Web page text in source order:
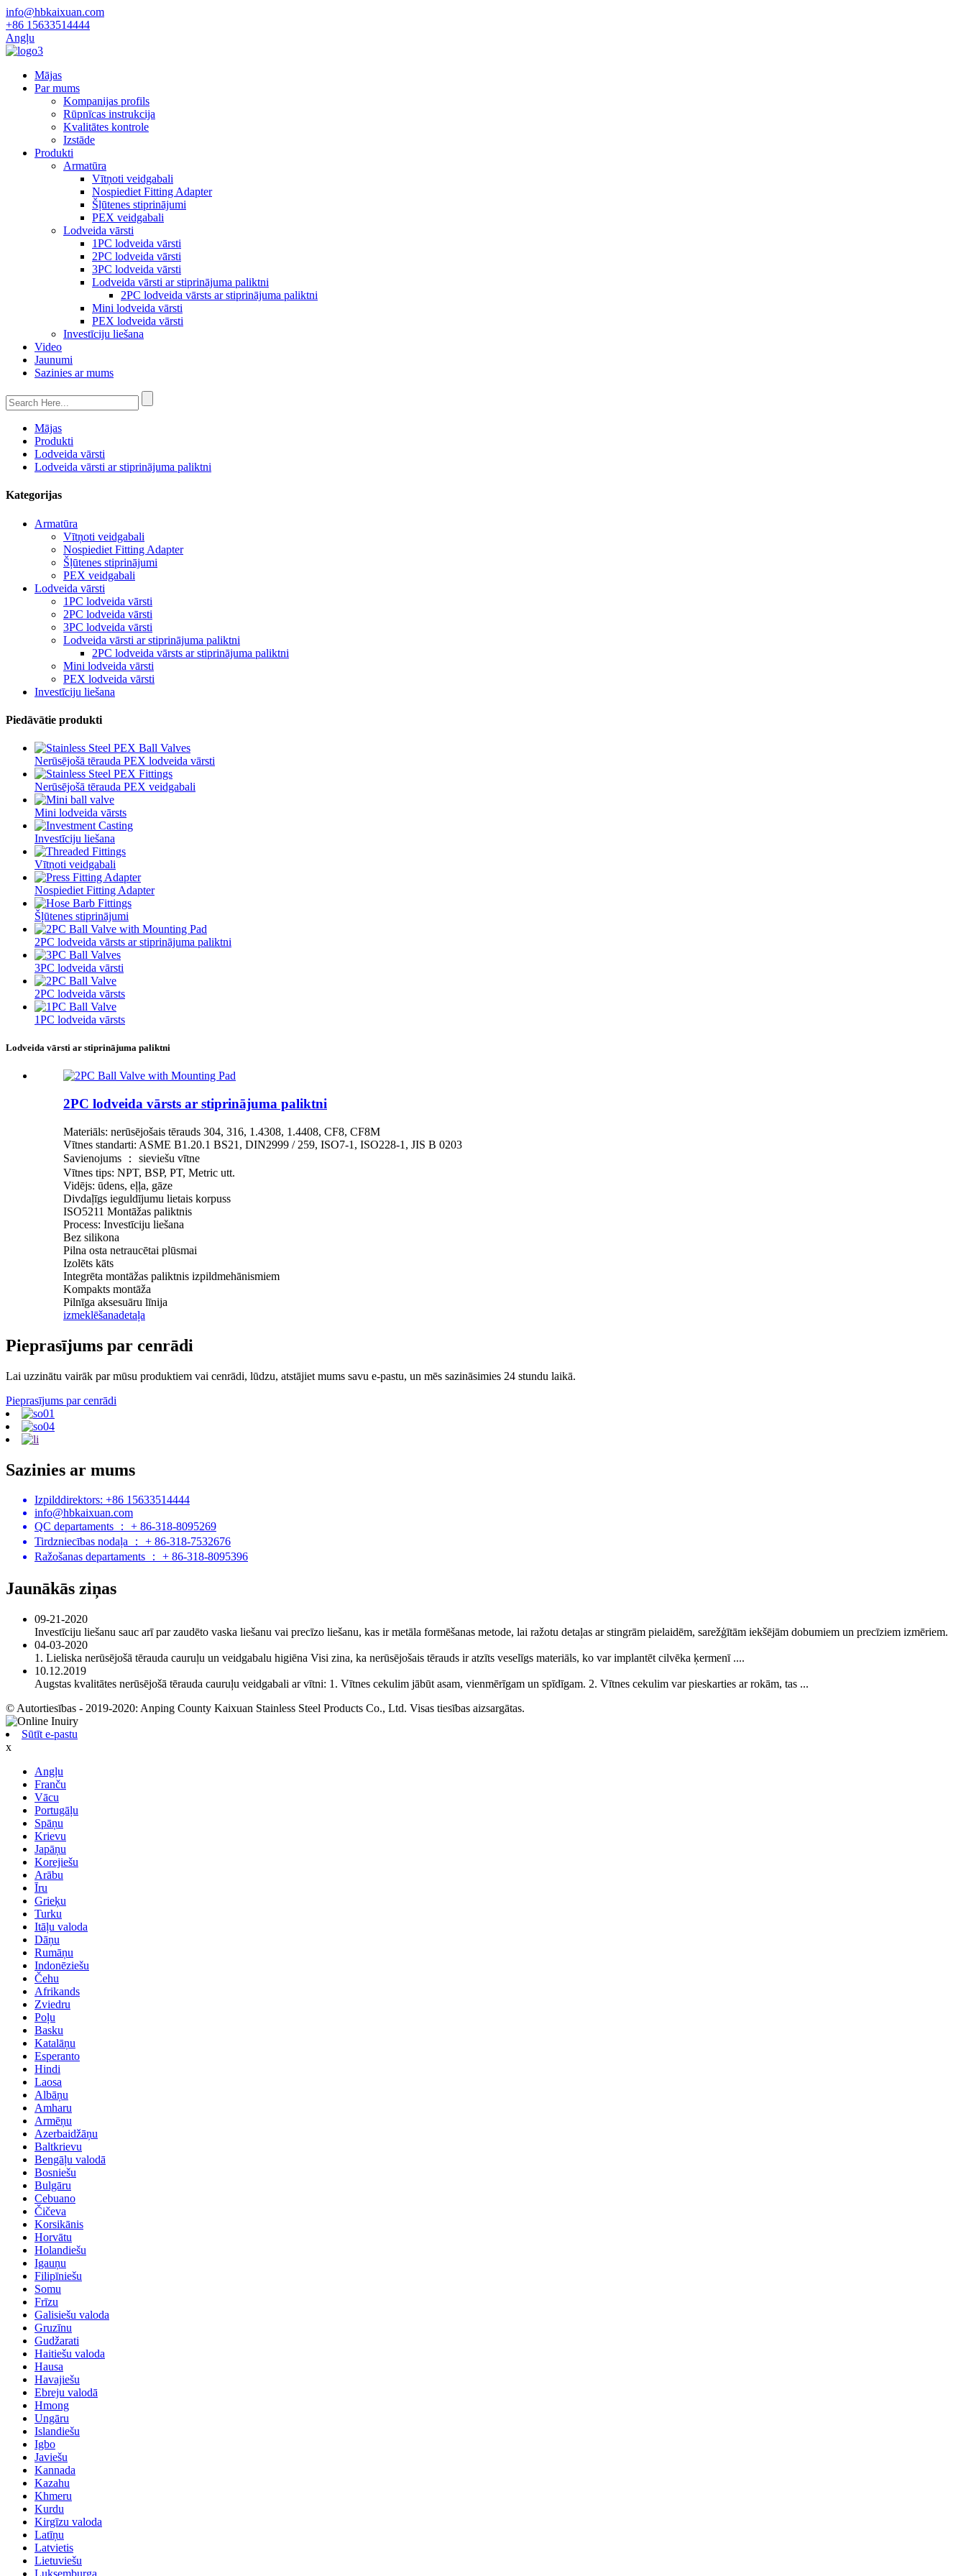
info@hbkaixuan.com
+86 15633514444
Angļu
Mājas
Par mums
Kompanijas profils
Rūpnīcas instrukcija
Kvalitātes kontrole
Izstāde
Produkti
Armatūra
Vītņoti veidgabali
Nospiediet Fitting Adapter
Šļūtenes stiprinājumi
PEX veidgabali
Lodveida vārsti
1PC lodveida vārsti
2PC lodveida vārsti
3PC lodveida vārsti
Lodveida vārsti ar stiprinājuma paliktni
2PC lodveida vārsts ar stiprinājuma paliktni
Mini lodveida vārsti
PEX lodveida vārsti
Investīciju liešana
Video
Jaunumi
Sazinies ar mums
Mājas
Produkti
Lodveida vārsti
Lodveida vārsti ar stiprinājuma paliktni
Kategorijas
Armatūra
Vītņoti veidgabali
Nospiediet Fitting Adapter
Šļūtenes stiprinājumi
PEX veidgabali
Lodveida vārsti
1PC lodveida vārsti
2PC lodveida vārsti
3PC lodveida vārsti
Lodveida vārsti ar stiprinājuma paliktni
2PC lodveida vārsts ar stiprinājuma paliktni
Mini lodveida vārsti
PEX lodveida vārsti
Investīciju liešana
Piedāvātie produkti
Nerūsējošā tērauda PEX lodveida vārsti
Nerūsējošā tērauda PEX veidgabali
Mini lodveida vārsts
Investīciju liešana
Vītņoti veidgabali
Nospiediet Fitting Adapter
Šļūtenes stiprinājumi
2PC lodveida vārsts ar stiprinājuma paliktni
3PC lodveida vārsti
2PC lodveida vārsts
1PC lodveida vārsts
Lodveida vārsti ar stiprinājuma paliktni
2PC lodveida vārsts ar stiprinājuma paliktni
Materiāls: nerūsējošais tērauds 304, 316, 1.4308, 1.4408, CF8, CF8M
Vītnes standarti: ASME B1.20.1 BS21, DIN2999 / 259, ISO7-1, ISO228-1, JIS B 0203
Savienojums ： sieviešu vītne
Vītnes tips: NPT, BSP, PT, Metric utt.
Vidējs: ūdens, eļļa, gāze
Divdaļīgs ieguldījumu lietais korpuss
ISO5211 Montāžas paliktnis
Process: Investīciju liešana
Bez silikona
Pilna osta netraucētai plūsmai
Izolēts kāts
Integrēta montāžas paliktnis izpildmehānismiem
Kompakts montāža
Pilnīga aksesuāru līnija
izmeklēšanadetaļa
Pieprasījums par cenrādi
Lai uzzinātu vairāk par mūsu produktiem vai cenrādi, lūdzu, atstājiet mums savu e-pastu, un mēs sazināsimies 24 stundu laikā.
Pieprasījums par cenrādi
Sazinies ar mums
Izpilddirektors: +86 15633514444
info@hbkaixuan.com
QC departaments ： + 86-318-8095269
Tirdzniecības nodaļa ： + 86-318-7532676
Ražošanas departaments ： + 86-318-8095396
Jaunākās ziņas
09-21-2020
Investīciju liešanu sauc arī par zaudēto vaska liešanu vai precīzo liešanu, kas ir metāla formēšanas metode, lai ražotu detaļas ar stingrām pielaidēm, sarežģītām iekšējām dobumiem un precīziem izmēriem.
04-03-2020
1. Lieliska nerūsējošā tērauda cauruļu un veidgabalu higiēna Visi zina, ka nerūsējošais tērauds ir atzīts veselīgs materiāls, ko var implantēt cilvēka ķermenī ....
10.12.2019
Augstas kvalitātes nerūsējošā tērauda cauruļu veidgabali ar vītni: 1. Vītnes cekulim jābūt asam, vienmērīgam un spīdīgam. 2. Vītnes cekulim var pieskarties ar rokām, tas ...
© Autortiesības - 2019-2020: Anping County Kaixuan Stainless Steel Products Co., Ltd. Visas tiesības aizsargātas.
Sūtīt e-pastu
x
Angļu
Franču
Vācu
Portugāļu
Spāņu
Krievu
Japāņu
Korejiešu
Arābu
Īru
Grieķu
Turku
Itāļu valoda
Dāņu
Rumāņu
Indonēziešu
Čehu
Afrikands
Zviedru
Poļu
Basku
Katalāņu
Esperanto
Hindi
Laosa
Albāņu
Amharu
Armēņu
Azerbaidžāņu
Baltkrievu
Bengāļu valodā
Bosniešu
Bulgāru
Cebuano
Čičeva
Korsikānis
Horvātu
Holandiešu
Igauņu
Filipīniešu
Somu
Frīzu
Galisiešu valoda
Gruzīnu
Gudžarati
Haitiešu valoda
Hausa
Havajiešu
Ebreju valodā
Hmong
Ungāru
Islandiešu
Igbo
Javiešu
Kannada
Kazahu
Khmeru
Kurdu
Kirgīzu valoda
Latīņu
Latvietis
Lietuviešu